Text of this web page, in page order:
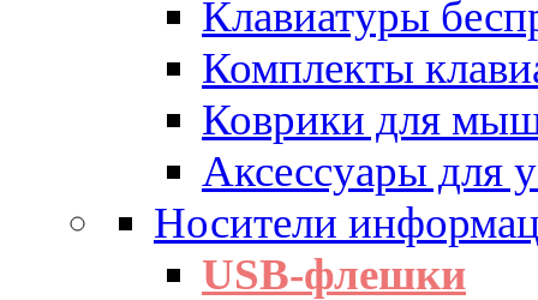
Клавиатуры
Комплекты
Коврики для
Аксессуары для
Носители
USB-флешки